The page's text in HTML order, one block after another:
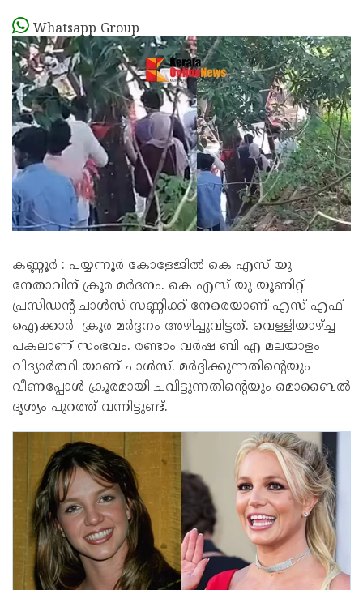
Whatsapp Group
കണ്ണൂർ : പയ്യന്നൂർ കോളേജിൽ കെ എസ് യു
നേതാവിന് ക്രൂര മർദനം. കെ എസ് യു യൂണിറ്റ്
പ്രസിഡന്റ്‌ ചാൾസ് സണ്ണിക്ക്‌ നേരെയാണ് എസ് എഫ്
ഐക്കാർ ക്രൂര മർദ്ദനം അഴിച്ചുവിട്ടത്. വെള്ളിയാഴ്ച്ച
പകലാണ് സംഭവം. രണ്ടാം വർഷ ബി എ മലയാളം
വിദ്യാർത്ഥി യാണ് ചാൾസ്. മർദ്ദിക്കുന്നതിൻ്റെയും
വീണപ്പോൾ ക്രൂരമായി ചവിട്ടുന്നതിൻ്റെയും മൊബൈൽ
ദൃശ്യം പുറത്ത് വന്നിട്ടുണ്ട്.